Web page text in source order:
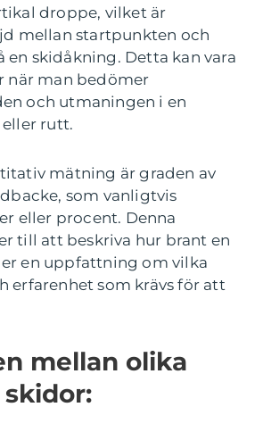
droppe, vilket är
mellan startpunkten och
en skidåkning. Detta kan vara
när man bedömer
och utmaningen i en
rutt.
mätning är graden av
som vanligtvis
eller procent. Denna
till att beskriva hur brant en
en uppfattning om vilka
erfarenhet som krävs för att
mellan olika